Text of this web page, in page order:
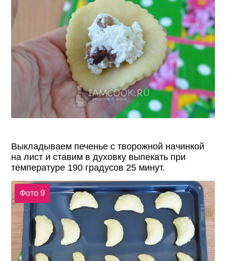
Выкладываем печенье с творожной начинкой
на лист и ставим в духовку выпекать при
температуре 190 градусов 25 минут.
Фото 9